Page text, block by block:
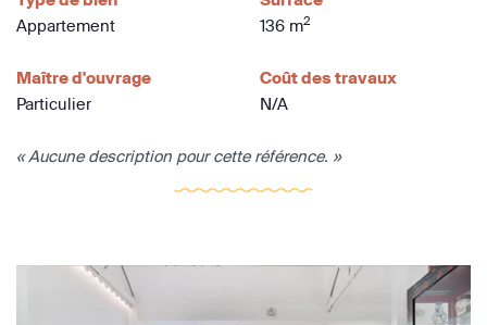
Appartement
136 m2
Maître d'ouvrage
Particulier
Coût des travaux
N/A
« Aucune description pour cette référence. »